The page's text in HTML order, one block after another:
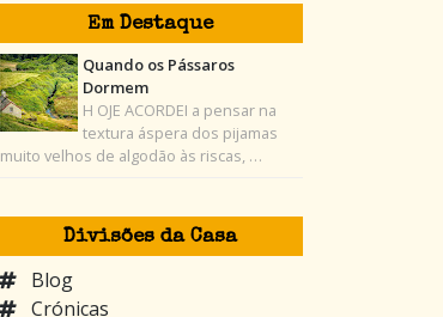
Em Destaque
Quando os Pássaros
Dormem
H OJE ACORDEI a pensar na
textura áspera dos pijamas
muito velhos de algodão às riscas, …
Divisões da Casa
Blog
Crónicas